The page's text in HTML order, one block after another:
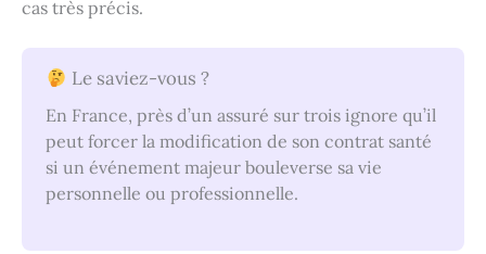
cas très précis.
Le saviez-vous ?
En France, près d’un assuré sur trois ignore qu’il
peut forcer la modification de son contrat santé
si un événement majeur bouleverse sa vie
personnelle ou professionnelle.